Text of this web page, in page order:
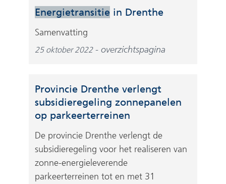
Energietransitiein Drenthe
Samenvatting
25 oktober 2022 overzichtspagina
Provincie Drenthe verlengt
subsidieregeling zonnepanelen
op parkeerterreinen
De provincie Drenthe verlengt de
subsidieregeling voor het realiseren van
zonne-energieleverende
parkeerterreinen tot en met 31